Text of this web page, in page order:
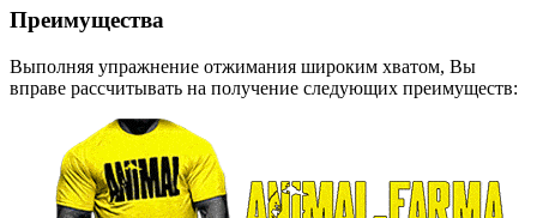
Преимущества
Выполняя упражнение отжимания широким хватом, Вы
вправе рассчитывать на получение следующих преимуществ: